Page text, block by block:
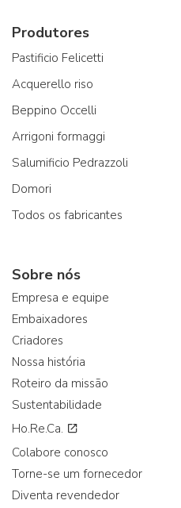
Produtores
Pastificio Felicetti
Acquerello riso
Beppino Occelli
Arrigoni formaggi
Salumificio Pedrazzoli
Domori
Todos os fabricantes
Sobre nós
Empresa e equipe
Embaixadores
Criadores
Nossa história
Roteiro da missão
Sustentabilidade
Ho.Re.Ca.
Colabore conosco
Torne-se um fornecedor
Diventa revendedor